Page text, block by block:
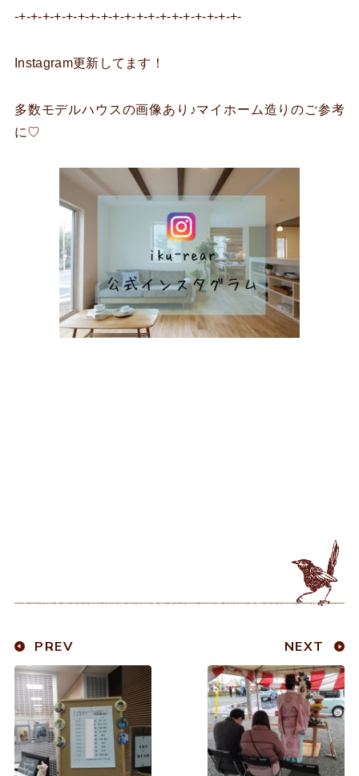
-+-+-+-+-+-+-+-+-+-+-+-+-+-+-+-+-+-+-+-
Instagram更新してます！
多数モデルハウスの画像あり♪マイホーム造りのご参考
に♡
PREV NEXT